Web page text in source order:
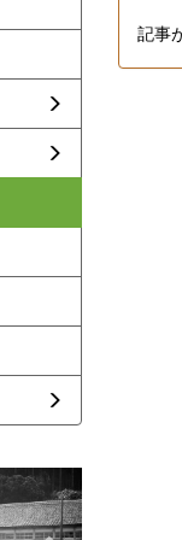
記事
n
e